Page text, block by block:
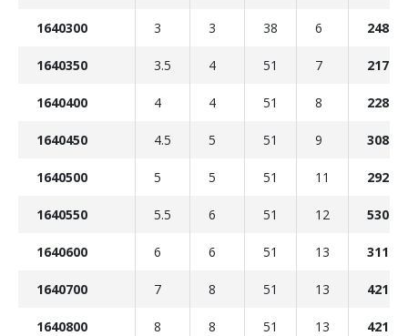
1640300 3 3 38 6 248 KR
1640350 3.5 4 51 7 217 KR
1640400 4 4 51 8 228 KR
1640450 4.5 5 51 9 308 KR
1640500 5 5 51 11 292 KR
1640550 5.5 6 51 12 530 KR
1640600 6 6 51 13 311 KR
1640700 7 8 51 13 421 KR
1640800 8 8 51 13 421 KR